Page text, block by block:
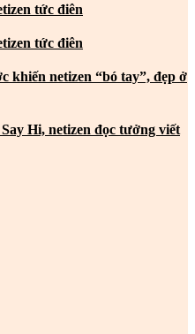
tức điên
tức điên
khiến netizen “bó tay”, đẹp ở
Hi, netizen đọc tưởng viết